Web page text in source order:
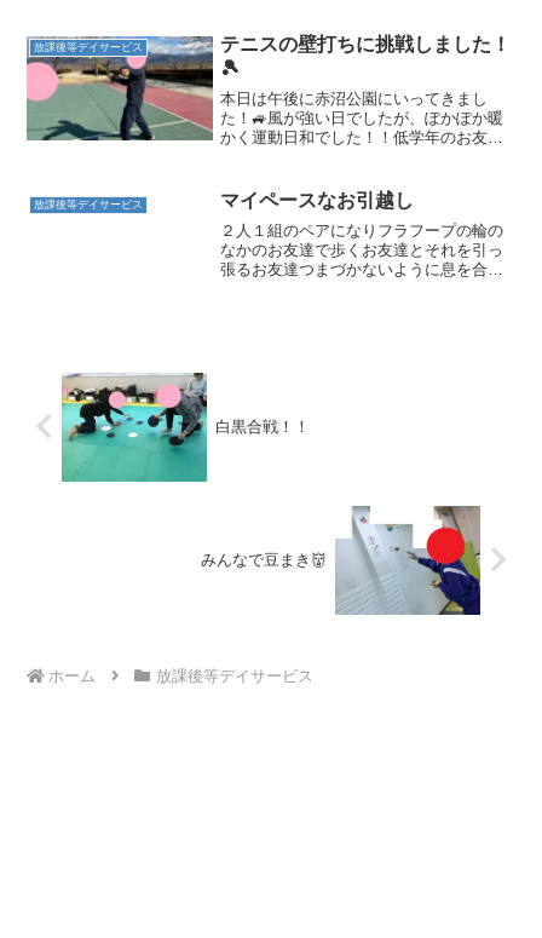
放課後等デイサービス
テニスの壁打ちに挑戦しました！
🎾
本日は午後に赤沼公園にいってきまし
た！🚙風が強い日でしたが、ぽかぽか暖
かく運動日和でした！！低学年のお友達
お友達も、スタッフと冗談を交わしなが
ら楽しく身体を動かしてい...
放課後等デイサービス マイペースなお引越し
２人１組のペアになりフラフープの輪の
なかのお友達で歩くお友達とそれを引っ
張るお友達つまづかないように息を合わ
白黒合戦！！
みんなで豆まき👹
ホーム 放課後等デイサービス